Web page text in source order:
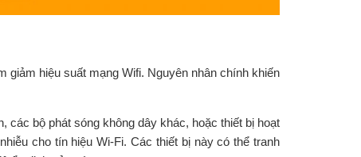
giảm hiệu suất mạng Wifi. Nguyên nhân chính khiến
các bộ phát sóng không dây khác, hoặc thiết bị hoạt
cho tín hiệu Wi-Fi. Các thiết bị này có thể tranh